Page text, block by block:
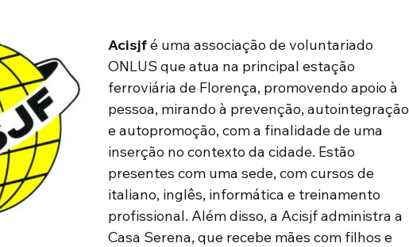
Acisjfé uma associação de voluntariado
ONLUS que atua na principal estação
ferroviária de Florença, promovendo apoio à
pessoa, mirando à prevenção, autointegração
e autopromoção, com a finalidade de uma
inserção no contexto da cidade. Estão
presentes com uma sede, com cursos de
italiano, inglês, informática e treinamento
profissional. Além disso, a Acisjf administra a
Casa Serena, que recebe mães com filhos e